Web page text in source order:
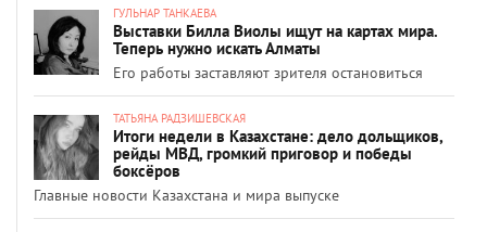
ГУЛЬНАР ТАНКАЕВА
Выставки Билла Виолы ищут на картах мира.
Теперь нужно искать Алматы
Его работы заставляют зрителя остановиться
ТАТЬЯНА РАДЗИШЕВСКАЯ
Итоги недели в Казахстане: дело дольщиков,
рейды МВД, громкий приговор и победы
боксёров
Главные новости Казахстана и мира выпуске